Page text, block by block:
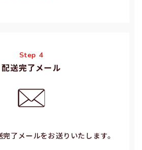
Step 4
配送完了メール
了メールをお送りいたします。